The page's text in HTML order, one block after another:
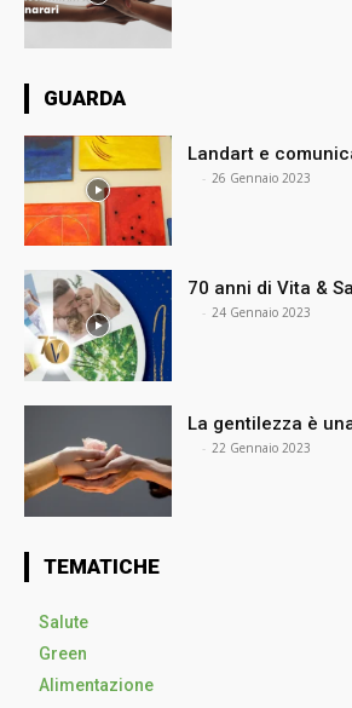
GUARDA
Landart e
- 26 Gennaio 2023
70 anni di Vita &
- 24 Gennaio 2023
La gentilezza è
- 22 Gennaio 2023
TEMATICHE
Salute
Green
Alimentazione